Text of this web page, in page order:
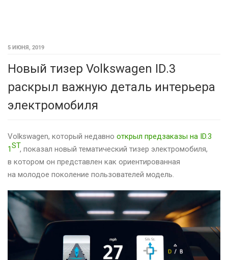
5 ИЮНЯ, 2019
Новый тизер Volkswagen ID.3
раскрыл важную деталь интерьера
электромобиля
Volkswagen, который недавно открыл предзаказы на ID.3
1ST, показал новый тематический тизер электромобиля,
в котором он представлен как ориентированная
на молодое поколение пользователей модель.